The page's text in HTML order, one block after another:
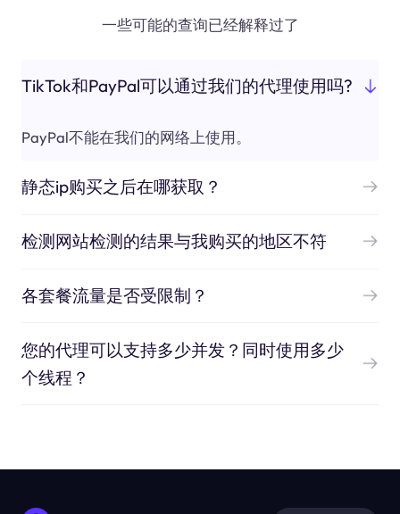
一些可能的查询已经解释过了
TikTok和PayPal可以通过我们的代理使用吗?
PayPal不能在我们的网络上使用。
静态ip购买之后在哪获取？
检测网站检测的结果与我购买的地区不符
各套餐流量是否受限制？
您的代理可以支持多少并发？同时使用多少
个线程？